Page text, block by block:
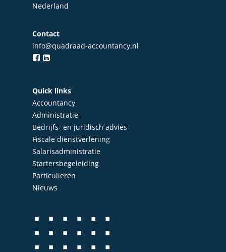
Nederland
Contact
info@quadraad-accountancy.nl
Quick links
Accountancy
Administratie
Bedrijfs- en juridisch advies
Fiscale dienstverlening
Salarisadministratie
Startersbegeleiding
Particulieren
Nieuws